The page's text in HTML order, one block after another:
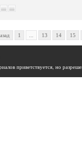
1 13 14 15
приветствуется, но